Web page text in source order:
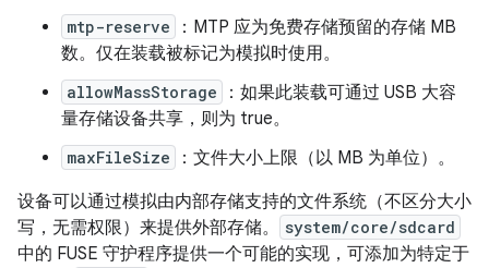
mtp-reserve
：MTP 应为免费存储预留的存储 MB
数。仅在装载被标记为模拟时使用。
allowMassStorage
：如果此装载可通过 USB 大容
量存储设备共享，则为 true。
maxFileSize
：文件大小上限（以 MB 为单位）。
设备可以通过模拟由内部存储支持的文件系统（不区分大小
写，无需权限）来提供外部存储。
system/core/sdcard
中的 FUSE 守护程序提供一个可能的实现，可添加为特定于